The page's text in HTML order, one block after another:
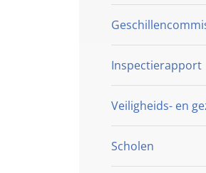
Klik hier
Klik hier
Inspectierapport
Veiligheids- en
Scholen